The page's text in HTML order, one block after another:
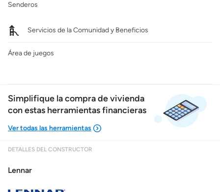
Senderos
Servicios de la Comunidad y Beneficios
Área de juegos
Simplifique la compra de vivienda
con estas herramientas financieras
Costos casa nueva vs. usada
DETALLES DEL CONSTRUCTOR
Lennar